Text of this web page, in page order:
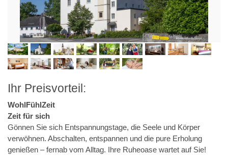
Ihr Preisvorteil:
WohlFühlZeit
Zeit für sich
Gönnen Sie sich Entspannungstage, die Seele und Körper
verwöhnen. Abschalten, entspannen und die pure Erholung
genießen – fernab vom Alltag. Ihre Ruheoase wartet auf Sie!